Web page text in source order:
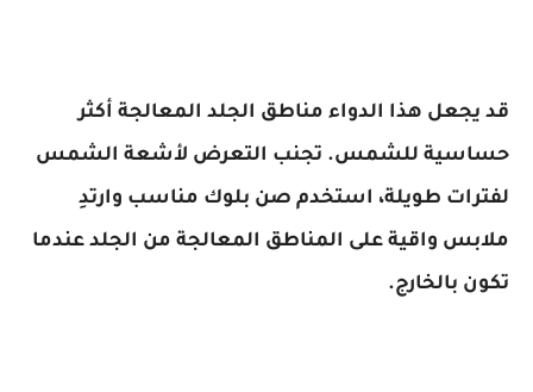
قد يجعل هذا الدواء مناطق الجلد المعالجة أكثر
حساسية للشمس. تجنب التعرض لأشعة الشمس
لفترات طويلة، استخدم صن بلوك مناسب وارتدِ
ملابس واقية على المناطق المعالجة من الجلد عندما
تكون بالخارج.